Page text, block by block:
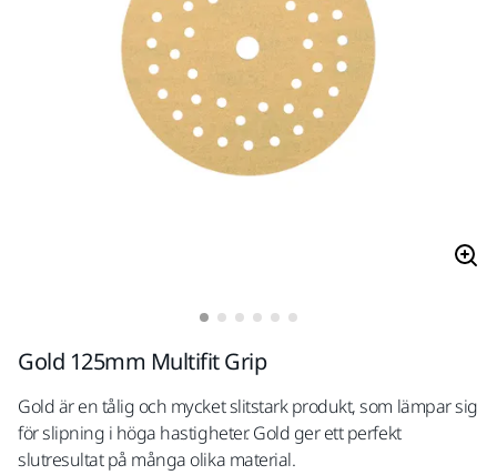
Gold 125mm Multifit Grip
Gold är en tålig och mycket slitstark produkt, som lämpar sig
för slipning i höga hastigheter. Gold ger ett perfekt
slutresultat på många olika material.